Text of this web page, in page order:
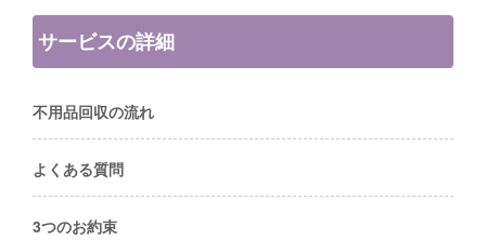
サービスの詳細
不用品回収の流れ
よくある質問
3つのお約束